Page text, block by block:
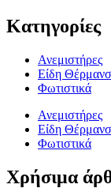
Κατηγορίες
Ανεμιστήρες
Είδη
Φωτιστικά
Ανεμιστήρες
Είδη
Φωτιστικά
Χρήσιμα